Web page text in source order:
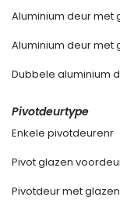
Aluminium deur met
Aluminium deur met
Dubbele aluminium
Pivotdeurtype
Enkele pivotdeurenr
Pivot glazen
Pivotdeur met